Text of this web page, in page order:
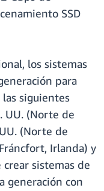
SSD
los sistemas
para
siguientes
UU. (Norte de
(Norte de
Irlanda) y
crear sistemas de
generación con